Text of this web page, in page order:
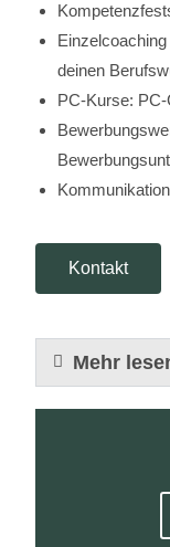
deinen
PC-Kurse:
Kontakt
Mehr